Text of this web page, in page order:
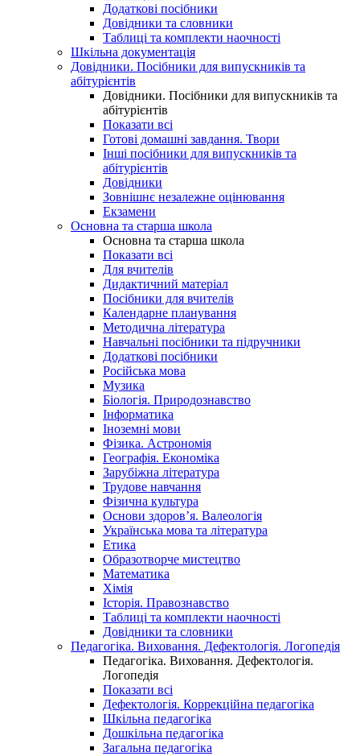
Додаткові посібники
Довідники та словники
Таблиці та комплекти наочності
Шкільна документація
Довідники. Посібники для випускників та
абітурієнтів
Довідники. Посібники для випускників та
абітурієнтів
Показати всі
Готові домашні завдання. Твори
Інші посібники для випускників та
абітурієнтів
Довідники
Зовнішнє незалежне оцінювання
Екзамени
Основна та старша школа
Основна та старша школа
Показати всі
Для вчителів
Дидактичний матеріал
Посібники для вчителів
Календарне планування
Методична література
Навчальні посібники та підручники
Додаткові посібники
Російська мова
Музика
Біологія. Природознавство
Інформатика
Іноземні мови
Фізика. Астрономія
Географія. Економіка
Зарубіжна література
Трудове навчання
Фізична культура
Основи здоров’я. Валеологія
Українська мова та література
Етика
Образотворче мистецтво
Математика
Хімія
Історія. Правознавство
Таблиці та комплекти наочності
Довідники та словники
Педагогіка. Виховання. Дефектологія. Логопедія
Педагогіка. Виховання. Дефектологія.
Логопедія
Показати всі
Дефектологія. Коррекційна педагогіка
Шкільна педагогіка
Дошкільна педагогіка
Загальна педагогіка